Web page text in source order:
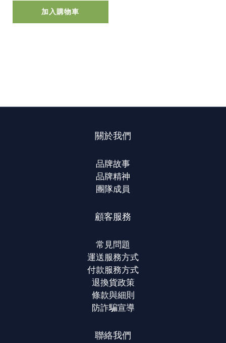
加入購物車
關於我們
品牌故事
品牌精神
團隊成員
顧客服務
常見問題
運送服務方式
付款服務方式
退換貨政策
條款與細則
防詐騙宣導
聯絡我們